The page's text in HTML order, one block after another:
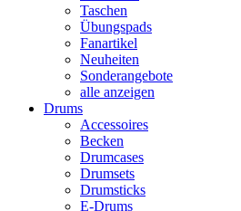
Taschen
Übungspads
Fanartikel
Neuheiten
Sonderangebote
alle anzeigen
Drums
Accessoires
Becken
Drumcases
Drumsets
Drumsticks
E-Drums